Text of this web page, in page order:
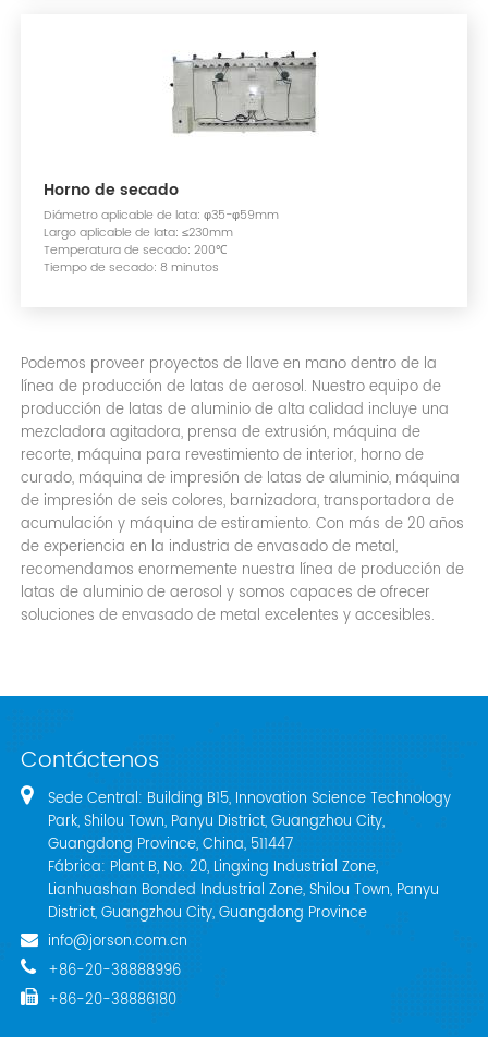
Horno de secado
Diámetro aplicable de lata: φ35-φ59mm
Largo aplicable de lata: ≤230mm
Temperatura de secado: 200℃
Tiempo de secado: 8 minutos
Podemos proveer proyectos de llave en mano dentro de la
línea de producción de latas de aerosol. Nuestro equipo de
producción de latas de aluminio de alta calidad incluye una
mezcladora agitadora, prensa de extrusión, máquina de
recorte, máquina para revestimiento de interior, horno de
curado, máquina de impresión de latas de aluminio, máquina
de impresión de seis colores, barnizadora, transportadora de
acumulación y máquina de estiramiento. Con más de 20 años
de experiencia en la industria de envasado de metal,
recomendamos enormemente nuestra línea de producción de
latas de aluminio de aerosol y somos capaces de ofrecer
soluciones de envasado de metal excelentes y accesibles.
Contáctenos
Sede Central: Building B15, Innovation Science Technology
Park, Shilou Town, Panyu District, Guangzhou City,
Guangdong Province, China, 511447
Fábrica: Plant B, No. 20, Lingxing Industrial Zone,
Lianhuashan Bonded Industrial Zone, Shilou Town, Panyu
District, Guangzhou City, Guangdong Province
info@jorson.com.cn
+86-20-38888996
+86-20-38886180